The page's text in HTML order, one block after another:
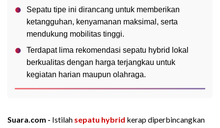
Sepatu tipe ini dirancang untuk memberikan
ketangguhan, kenyamanan maksimal, serta
mendukung mobilitas tinggi.
Terdapat lima rekomendasi sepatu hybrid lokal
berkualitas dengan harga terjangkau untuk
kegiatan harian maupun olahraga.
Suara.com - Istilah sepatu hybrid kerap diperbincangkan